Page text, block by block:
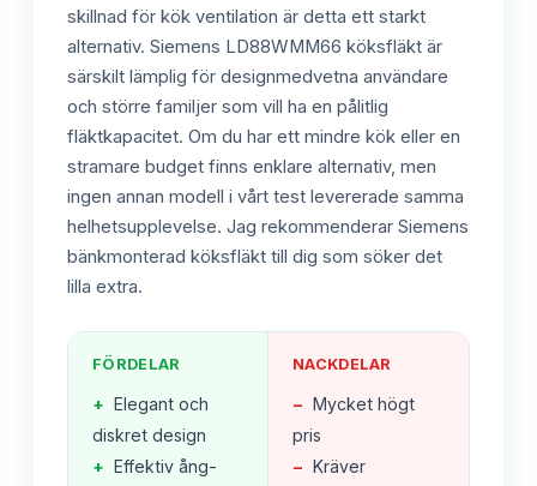
skillnad för kök ventilation är detta ett starkt
alternativ. Siemens LD88WMM66 köksfläkt är
särskilt lämplig för designmedvetna användare
och större familjer som vill ha en pålitlig
fläktkapacitet. Om du har ett mindre kök eller en
stramare budget finns enklare alternativ, men
ingen annan modell i vårt test levererade samma
helhetsupplevelse. Jag rekommenderar Siemens
bänkmonterad köksfläkt till dig som söker det
lilla extra.
FÖRDELAR
+ Elegant och
diskret design
+ Effektiv ång-
NACKDELAR
− Mycket högt
pris
− Kräver